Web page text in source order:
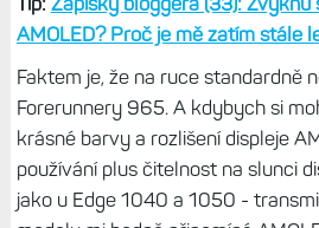
AMOLED? Proč je mě zatím stále
Faktem je, že na ruce standardně
Forerunnery 965. A kdybych si
krásné barvy a rozlišení displeje
používání plus čitelnost na slunci
jako u Edge 1040 a 1050 -